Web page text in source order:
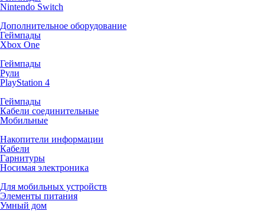
Nintendo Switch
Дополнительное оборудование
Геймпады
Xbox One
Геймпады
Рули
PlayStation 4
Геймпады
Кабели соединительные
Мобильные
Накопители информации
Кабели
Гарнитуры
Носимая электроника
Для мобильных устройств
Элементы питания
Умный дом